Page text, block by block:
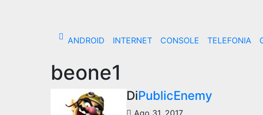
ANDROID
INTERNET CONSOLE TELEFONIA
beone1
DiPublicEnemy
Ago 31, 2017